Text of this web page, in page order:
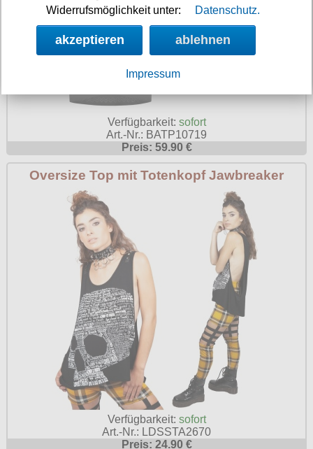
Verfügbarkeit: sofort
Art.-Nr.: BATP10719
Preis: 59.90 €
Oversize Top mit Totenkopf Jawbreaker
Verfügbarkeit: sofort
Art.-Nr.: LDSSTA2670
Preis: 24.90 €
Widerrufsmöglichkeit unter:
Datenschutz.
akzeptieren ablehnen
Impressum